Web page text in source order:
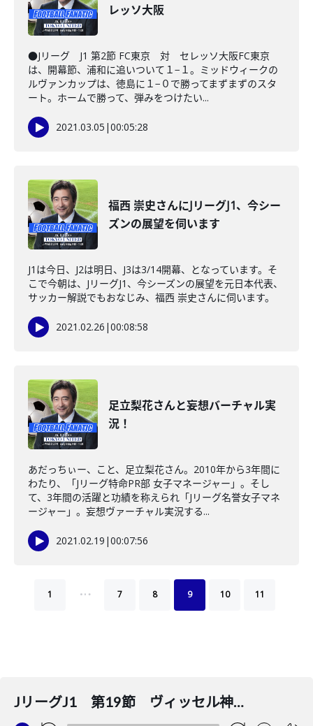
レッソ大阪
●Jリーグ J1 第2節 FC東京 対 セレッソ大阪FC東京
は、開幕節、浦和に追いついて１−１。ミッドウィークの
ルヴァンカップは、徳島に１−０で勝ってまずまずのスタ
ート。ホームで勝って、弾みをつけたい...
2021.03.05 |00:05:28
福西 崇史さんにJリーグJ1、今シー
ズンの展望を伺います
J1は今日、J2は明日、J3は3/14開幕、となっています。そ
こで今朝は、JリーグJ1、今シーズンの展望を元日本代表、
サッカー解説でもおなじみ、福西 崇史さんに伺います。
2021.02.26 |00:08:58
足立梨花さんと妄想バーチャル実
況！
あだっちぃー、こと、足立梨花さん。2010年から3年間に
わたり、「Jリーグ特命PR部 女子マネージャー」。そし
て、3年間の活躍と功績を称えられ「Jリーグ名誉女子マネ
ージャー」。妄想ヴァーチャル実況する...
2021.02.19 |00:07:56
1 … 7 8 9 10 11
JリーグJ1 第19節 ヴィッセル神戸 対 北海道コンサドーレ札幌の妄想ヴァーチャル実況